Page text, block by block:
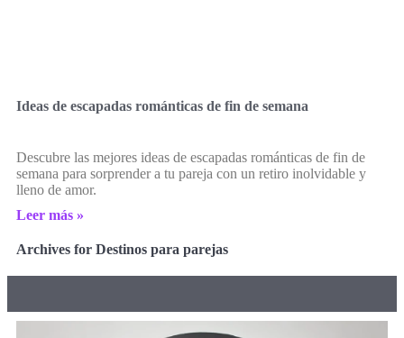
Ideas de escapadas románticas de fin de semana
Descubre las mejores ideas de escapadas románticas de fin de
semana para sorprender a tu pareja con un retiro inolvidable y
lleno de amor.
Leer más »
Archives for Destinos para parejas